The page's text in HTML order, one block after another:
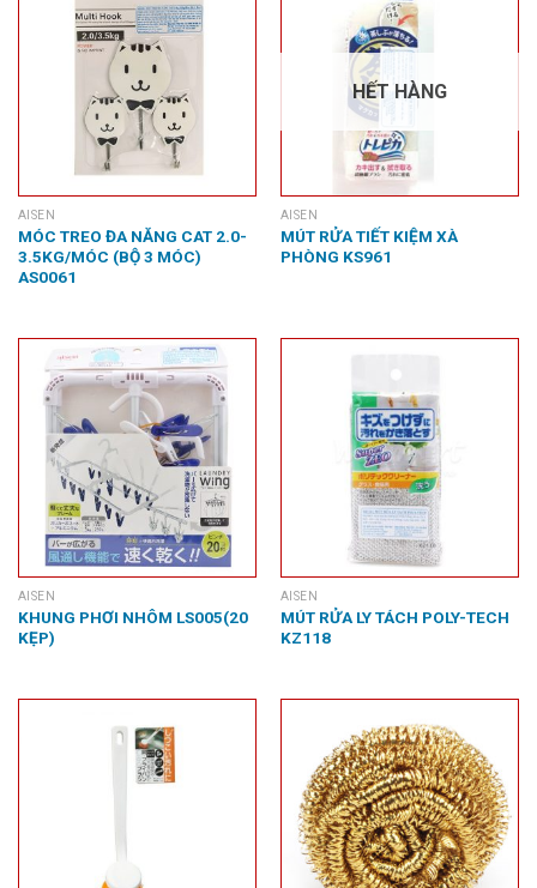
AISEN
MÓC TREO ĐA NĂNG CAT 2.0-
3.5KG/MÓC (BỘ 3 MÓC)
AS0061
HẾT HÀNG
AISEN
MÚT RỬA TIẾT KIỆM XÀ
PHÒNG KS961
AISEN
KHUNG PHƠI NHÔM LS005(20
KẸP)
AISEN
MÚT RỬA LY TÁCH POLY-TECH
KZ118